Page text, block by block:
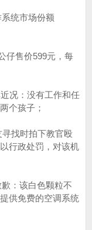
统市场份额
仔售价599元，每
况：没有工作和任
个孩子；
寻找时拍下教官殴
行政处罚，对该机
：该白色颗粒不
供免费的空调系统